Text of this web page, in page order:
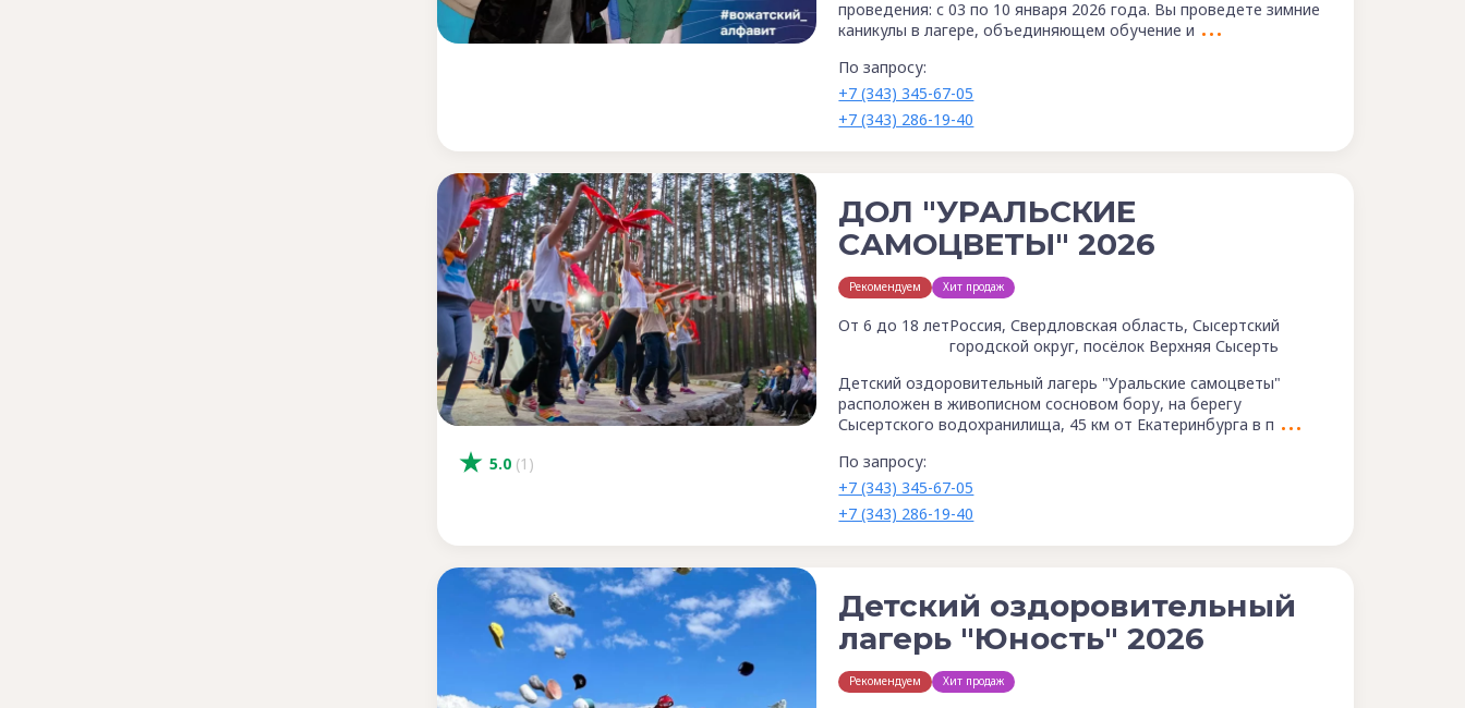
проведения: с 03 по 10 января 2026 года. Вы проведете зимние
каникулы в лагере, объединяющем обучение и
По запросу:
+7 (343) 345-67-05
+7 (343) 286-19-40
5.0 (1)
ДОЛ "УРАЛЬСКИЕ
САМОЦВЕТЫ" 2026
Рекомендуем Хит продаж
От 6 до 18 летРоссия, Свердловская область, Сысертский
городской округ, посёлок Верхняя Сысерть
Детский оздоровительный лагерь "Уральские самоцветы"
расположен в живописном сосновом бору, на берегу
Сысертского водохранилища, 45 км от Екатеринбурга в п
По запросу:
+7 (343) 345-67-05
+7 (343) 286-19-40
Детский оздоровительный
лагерь "Юность" 2026
Рекомендуем Хит продаж